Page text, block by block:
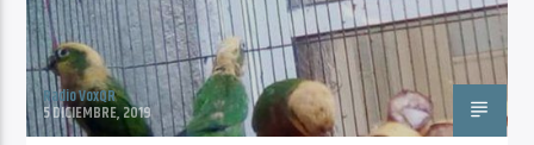
Radio VoxQR
5 DICIEMBRE, 2019